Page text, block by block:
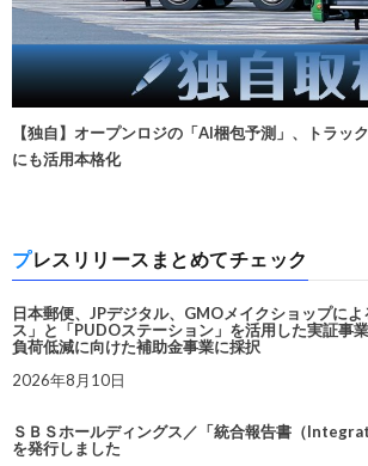
【独自】オープンロジの「AI梱包予測」、トラッ
にも活用本格化
プレスリリースまとめてチェック
日本郵便、JPデジタル、GMOメイクショップに
ス」と「PUDOステーション」を活用した実証事
負荷低減に向けた補助金事業に採択
2026年8月10日
ＳＢＳホールディングス／「統合報告書（
を発行しました